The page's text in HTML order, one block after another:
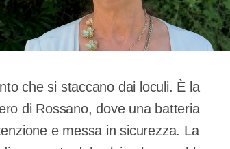
che si staccano dai loculi. È la
di Rossano, dove una batteria
e messa in sicurezza. La